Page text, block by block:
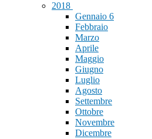
2018
Gennaio 6
Febbraio
Marzo
Aprile
Maggio
Giugno
Luglio
Agosto
Settembre
Ottobre
Novembre
Dicembre